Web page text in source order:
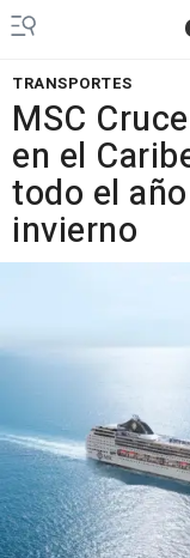
TRANSPORTES
MSC
en el
todo el
invierno